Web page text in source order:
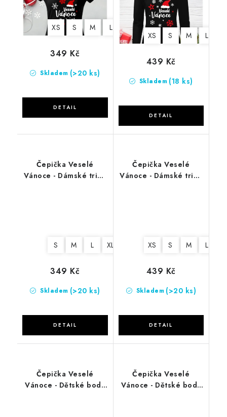
XS S M L XL 2XL
Skladem (>20 ks)
349 Kč
XS S M L
Skladem (18 ks)
439 Kč
Čepička Veselé
Vánoce - Dámské triko
S M L XL
Skladem (>20 ks)
349 Kč
Čepička Veselé
Vánoce - Dámské triko
XS S M L
Skladem (>20 ks)
439 Kč
Čepička Veselé
Vánoce - Dětské body
Čepička Veselé
Vánoce - Dětské body